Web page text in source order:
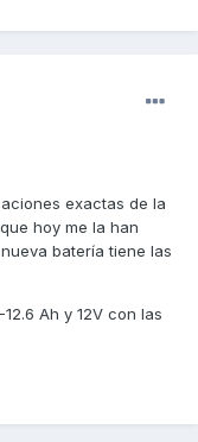
exactas de la
hoy me la han
batería tiene las
Ah y 12V con las